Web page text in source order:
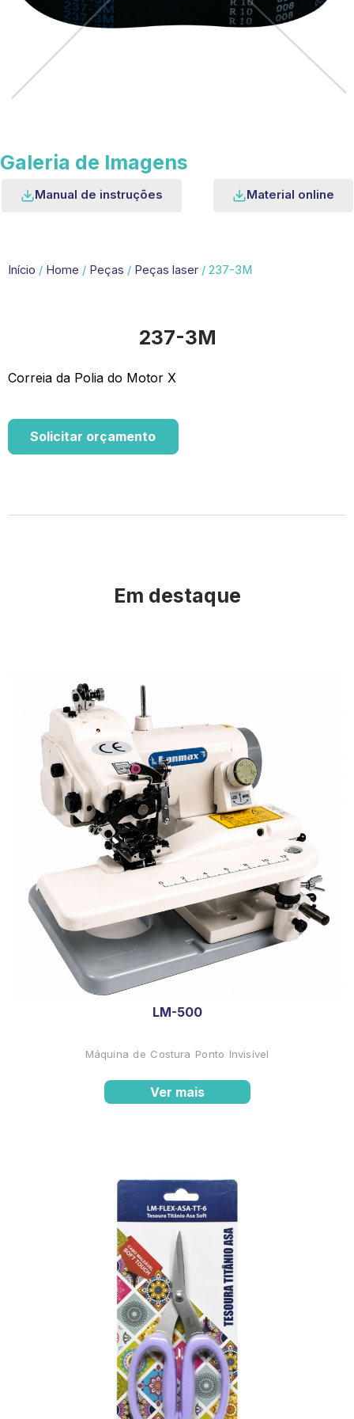
Galeria de Imagens
Manual de instruções Material online
Início / Home / Peças / Peças laser / 237-3M
237-3M
Correia da Polia do Motor X
Solicitar orçamento
Em destaque
LM-500
Máquina de Costura Ponto Invisível
Ver mais